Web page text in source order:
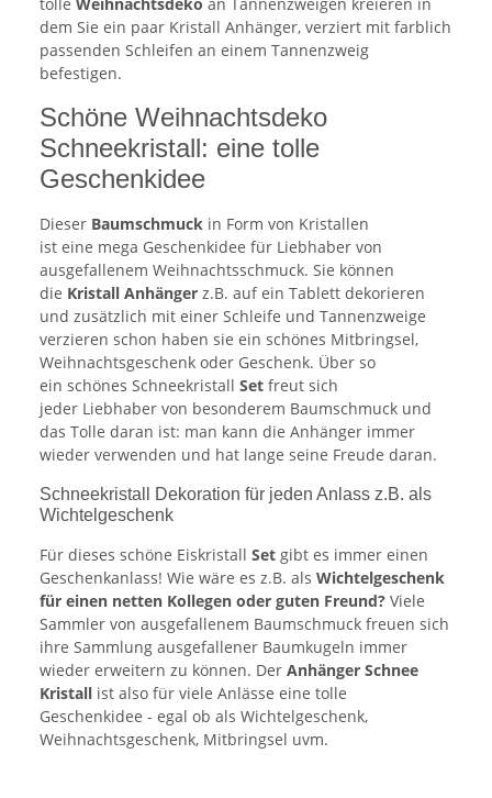
dem Sie ein paar Kristall Anhänger, verziert mit farblich
passenden Schleifen an einem Tannenzweig
befestigen.
Schöne Weihnachtsdeko
Schneekristall: eine tolle
Geschenkidee
Dieser Baumschmuck in Form von Kristallen
ist eine mega Geschenkidee für Liebhaber von
ausgefallenem Weihnachtsschmuck. Sie können
die Kristall Anhänger z.B. auf ein Tablett dekorieren
und zusätzlich mit einer Schleife und Tannenzweige
verzieren schon haben sie ein schönes Mitbringsel,
Weihnachtsgeschenk oder Geschenk. Über so
ein schönes Schneekristall Set freut sich
jeder Liebhaber von besonderem Baumschmuck und
das Tolle daran ist: man kann die Anhänger immer
wieder verwenden und hat lange seine Freude daran.
Schneekristall Dekoration für jeden Anlass z.B. als
Wichtelgeschenk
Für dieses schöne Eiskristall Set gibt es immer einen
Geschenkanlass! Wie wäre es z.B. als Wichtelgeschenk
für einen netten Kollegen oder guten Freund? Viele
Sammler von ausgefallenem Baumschmuck freuen sich
ihre Sammlung ausgefallener Baumkugeln immer
wieder erweitern zu können. Der Anhänger Schnee
Kristall ist also für viele Anlässe eine tolle
Geschenkidee - egal ob als Wichtelgeschenk,
Weihnachtsgeschenk, Mitbringsel uvm.